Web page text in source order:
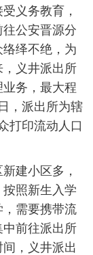
网罗民生
社区
义务教育，
公安晋源分
绎不绝，为
，义井派出所
务，最大程
，派出所为辖
打印流动人口
建小区多，
照新生入学
需要携带流
前往派出所
，义井派出